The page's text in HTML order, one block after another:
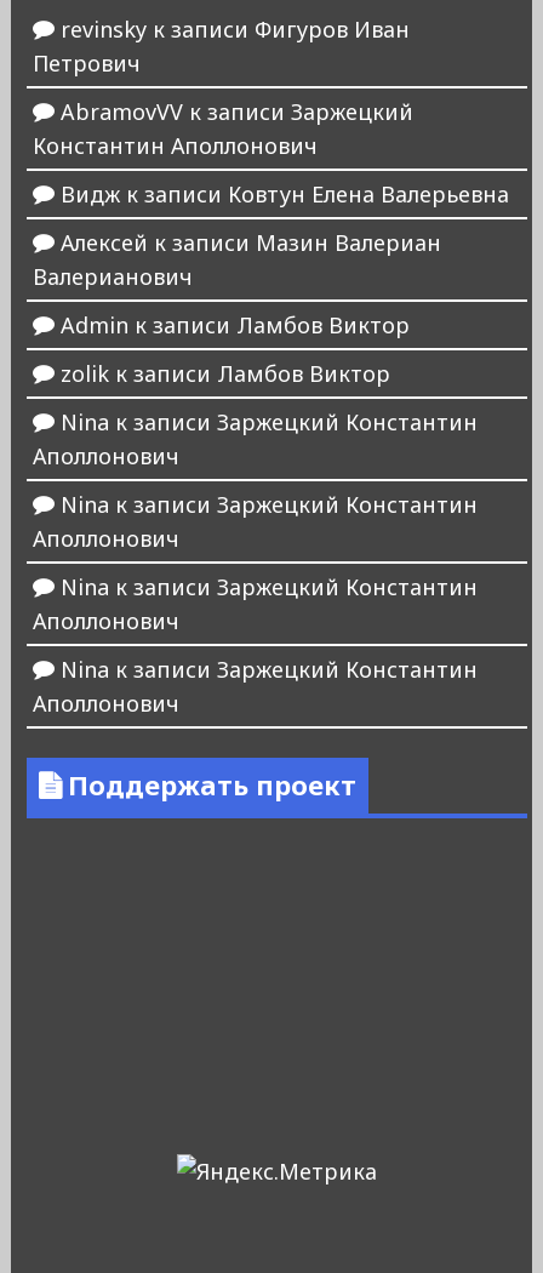
revinskyк записи Фигуров Иван
Петрович
AbramovVVк записи Заржецкий
Константин Аполлонович
Виджк записи Ковтун Елена Валерьевна
Алексей к записи Мазин Валериан
Валерианович
Admin к записи Ламбов Виктор
zolikк записи Ламбов Виктор
Nina к записи Заржецкий Константин
Аполлонович
Nina к записи Заржецкий Константин
Аполлонович
Nina к записи Заржецкий Константин
Аполлонович
Nina к записи Заржецкий Константин
Аполлонович
Поддержать проект